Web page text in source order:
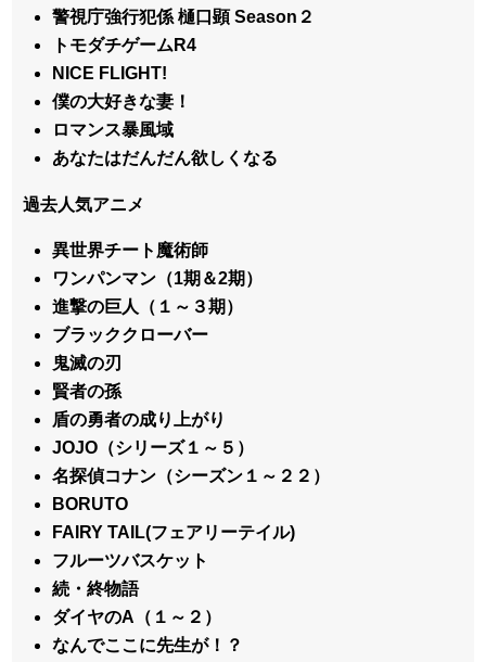
警視庁強行犯係 樋口顕 Season２
トモダチゲームR4
NICE FLIGHT!
僕の大好きな妻！
ロマンス暴風域
あなたはだんだん欲しくなる
過去人気アニメ
異世界チート魔術師
ワンパンマン（1期＆2期）
進撃の巨人（１～３期）
ブラッククローバー
鬼滅の刃
賢者の孫
盾の勇者の成り上がり
JOJO（シリーズ１～５）
名探偵コナン（シーズン１～２２）
BORUTO
FAIRY TAIL(フェアリーテイル)
フルーツバスケット
続・終物語
ダイヤのA（１～２）
なんでここに先生が！？